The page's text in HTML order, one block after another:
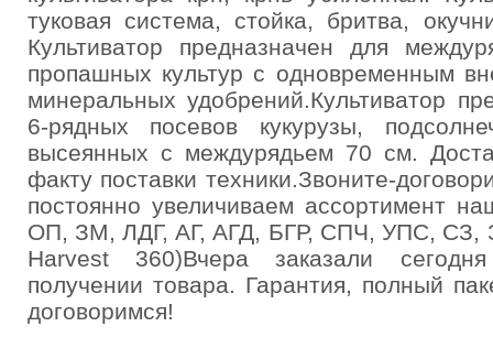
туковая система, стойка, бритва,
Культиватор предназначен для
пропашных культур с одновременным
минеральных удобрений.Культиватор
6-рядных посевов кукурузы,
высеянных с междурядьем 70 см.
факту поставки техники.Звоните-
постоянно увеличиваем ассортимент
ОП, ЗМ, ЛДГ, АГ, АГД, БГР, СПЧ, УПС, СЗ,
Harvest 360)Вчера заказали
получении товара. Гарантия, полный
договоримся!